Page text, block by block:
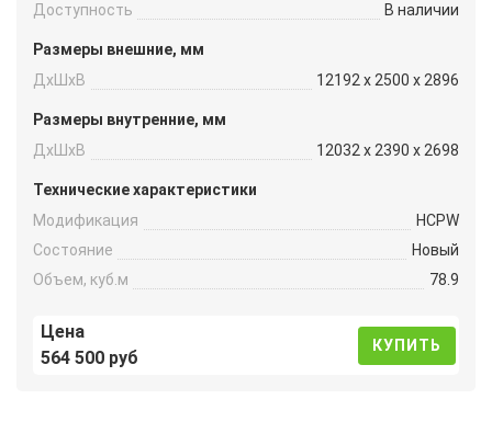
Доступность
В наличии
Размеры внешние, мм
ДxШxВ
12192 x 2500 x 2896
Размеры внутренние, мм
ДxШxВ
12032 x 2390 x 2698
Технические характеристики
Модификация
HCPW
Состояние
Новый
Объем, куб.м
78.9
Цена
564 500 руб
КУПИТЬ